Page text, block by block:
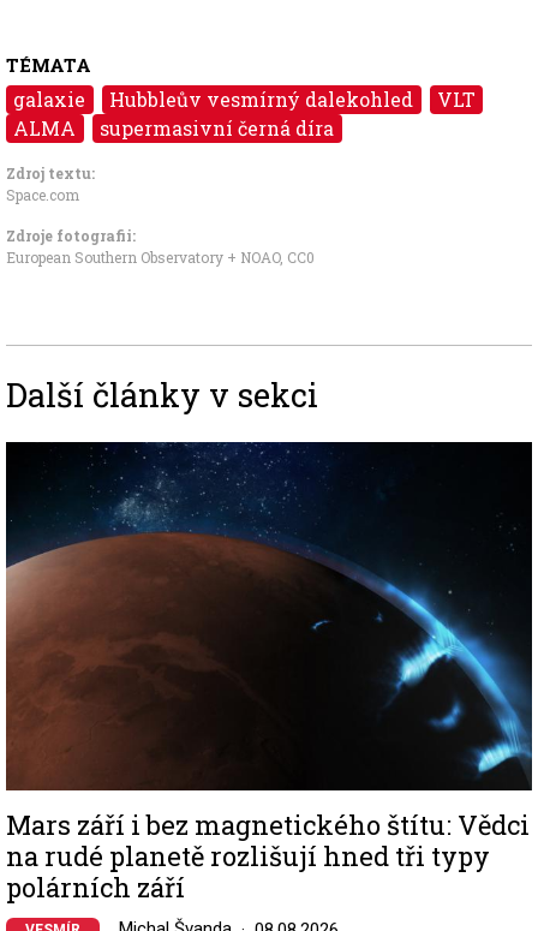
TÉMATA
galaxie Hubbleův vesmírný dalekohled
VLT
ALMA
supermasivní černá díra
Zdroj textu:
Space.com
Zdroje fotografii:
European Southern Observatory + NOAO, CC0
Další články v sekci
Image
Mars září i bez magnetického štítu: Vědci
na rudé planetě rozlišují hned tři typy
polárních září